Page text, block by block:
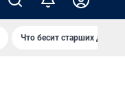
Что бесит старших детей